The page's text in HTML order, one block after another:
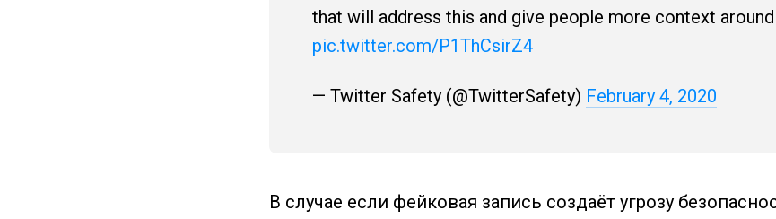
that will address this and give people more context
pic.twitter.com/P1ThCsirZ4
— Twitter Safety (@TwitterSafety) February 4, 2020
В случае если фейковая запись создаёт угрозу